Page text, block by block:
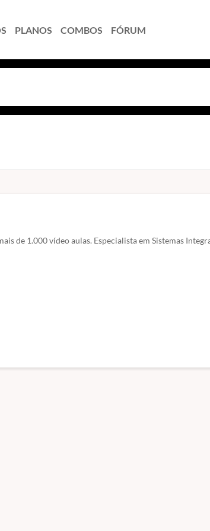
PLANOS COMBOS FÓRUM
de 1.000 vídeo aulas. Especialista em Sistemas